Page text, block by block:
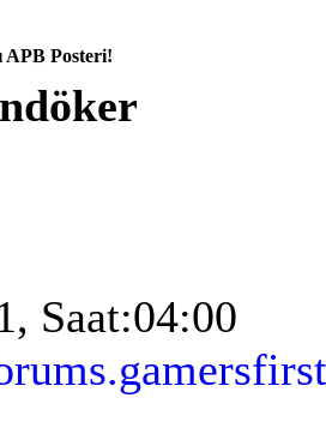
APB Posteri!
Saat:04:00